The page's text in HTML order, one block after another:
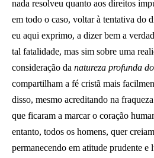
nada resolveu quanto aos direitos
em todo o caso, voltar à tentativa do
eu aqui exprimo, a dizer bem a
tal fatalidade, mas sim sobre uma
consideração da natureza profunda
compartilham a fé cristã mais
disso, mesmo acreditando na
que ficaram a marcar o coração
entanto, todos os homens, quer
permanecendo em atitude prudente e